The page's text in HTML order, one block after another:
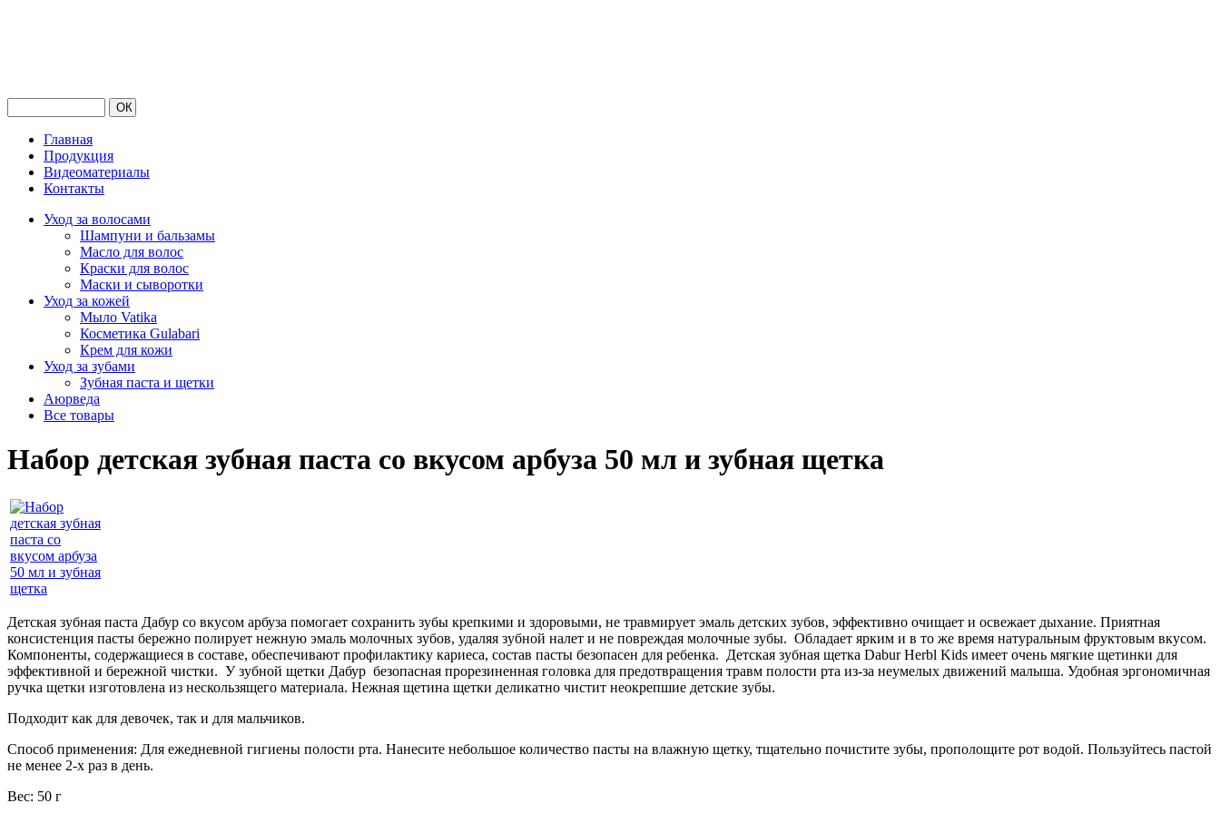
Главная
Продукция
Видеоматериалы
Контакты
Уход за волосами
Шампуни и бальзамы
Масло для волос
Краски для волос
Маски и сыворотки
Уход за кожей
Мыло Vatika
Косметика Gulabari
Крем для кожи
Уход за зубами
Зубная паста и щетки
Аюрведа
Все товары
Набор детская зубная паста со вкусом арбуза 50 мл и зубная щетка
Детская зубная паста Дабур со вкусом арбуза помогает сохранить зубы крепкими и здоровыми, не травмирует эмаль детских зубов, эффективно очищает и освежает дыхание. Приятная
консистенция пасты бережно полирует нежную эмаль молочных зубов, удаляя зубной налет и не повреждая молочные зубы. Обладает ярким и в то же время натуральным фруктовым вкусом.
Компоненты, содержащиеся в составе, обеспечивают профилактику кариеса, состав пасты безопасен для ребенка. Детская зубная щетка Dabur Herbl Kids имеет очень мягкие щетинки для
эффективной и бережной чистки. У зубной щетки Дабур безопасная прорезиненная головка для предотвращения травм полости рта из-за неумелых движений малыша. Удобная эргономичная
ручка щетки изготовлена из нескользящего материала. Нежная щетина щетки деликатно чистит неокрепшие детские зубы.
Подходит как для девочек, так и для мальчиков.
Способ применения: Для ежедневной гигиены полости рта. Нанесите небольшое количество пасты на влажную щетку, тщательно почистите зубы, прополощите рот водой. Пользуйтесь пастой
не менее 2-х раз в день.
Вес: 50 г